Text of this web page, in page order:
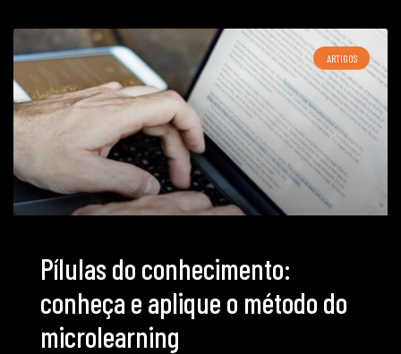
ARTIGOS
Pílulas do conhecimento:
conheça e aplique o método do
microlearning